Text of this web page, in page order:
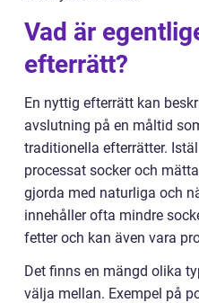
Vad är
efterrätt?
En nyttig efterrätt kan
avslutning på en måltid
traditionella efterrätter.
processat socker och
gjorda med naturliga och
innehåller ofta mindre
fetter och kan även vara
Det finns en mängd olika
välja mellan. Exempel på